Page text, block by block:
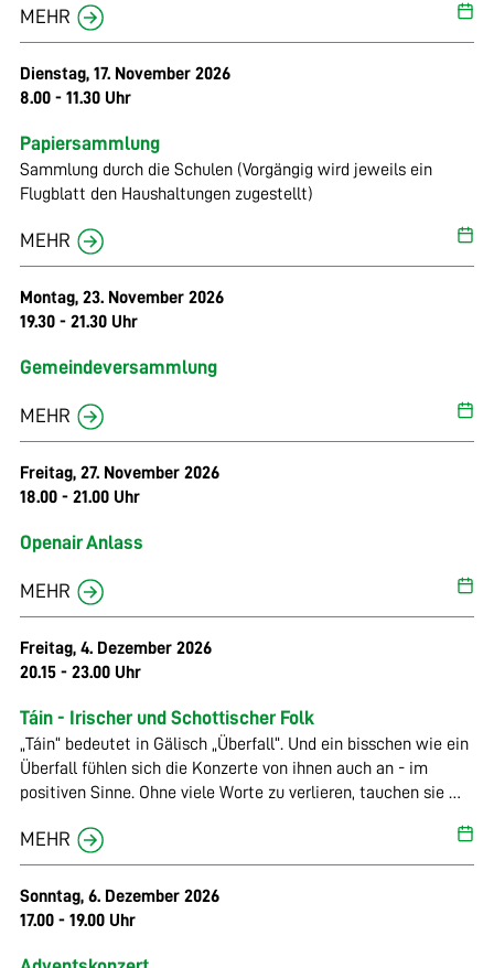
MEHR
Dienstag, 17. November 2026
8.00 - 11.30 Uhr
Papiersammlung
Sammlung durch die Schulen (Vorgängig wird jeweils ein
Flugblatt den Haushaltungen zugestellt)
MEHR
Montag, 23. November 2026
19.30 - 21.30 Uhr
Gemeindeversammlung
MEHR
Freitag, 27. November 2026
18.00 - 21.00 Uhr
Openair Anlass
MEHR
Freitag, 4. Dezember 2026
20.15 - 23.00 Uhr
Táin - Irischer und Schottischer Folk
„Táin“ bedeutet in Gälisch „Überfall“. Und ein bisschen wie ein
Überfall fühlen sich die Konzerte von ihnen auch an - im
positiven Sinne. Ohne viele Worte zu verlieren, tauchen sie mit
schottischen Tunes ein, die das Publikum sofort in ihren Bann
ziehen. Diese Melodien, die oftmals seit vielen Generationen
überliefert wurden, haben etwas Magisches. Die Melodien
klingen nach Lebensfreude, Leichtigkeit, einer Prise
der ganz besonderen Art. Einer, der glückselig macht und zum
MEHR
Sonntag, 6. Dezember 2026
17.00 - 19.00 Uhr